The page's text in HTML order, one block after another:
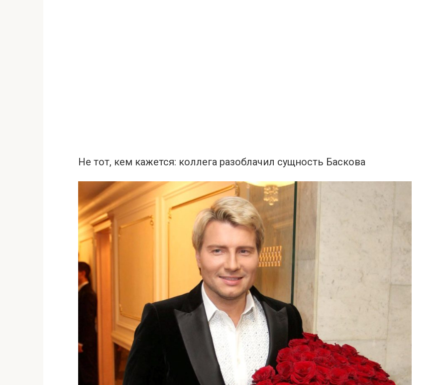
Не тот, кем кажется: коллега разоблачил сущность Баскова